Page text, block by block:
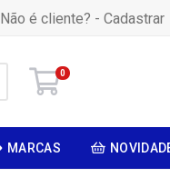
Não é cliente? - Cadastrar
0
MARCAS